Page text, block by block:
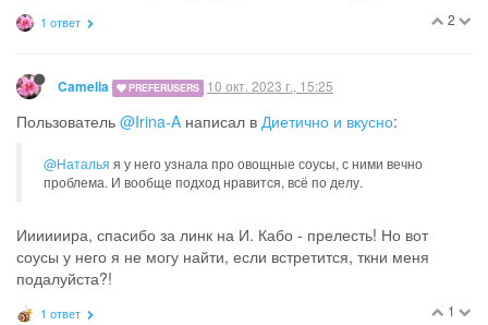
2
1 ответ
Camelia PREFERUSERS 10 окт. 2023 г., 15:25
Пользователь @Irina-A написал в Диетично и вкусно:
@Наталья я у него узнала про овощные соусы, с ними вечно
проблема. И вообще подход нравится, всё по делу.
Иииииира, спасибо за линк на И. Кабо - прелесть! Но вот
соусы у него я не могу найти, если встретится, ткни меня
подалуйста?!
1
1 ответ